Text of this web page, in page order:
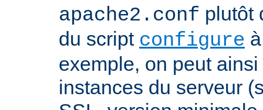
apache2.conf plutôt
du script configure
exemple, on peut
instances du serveur